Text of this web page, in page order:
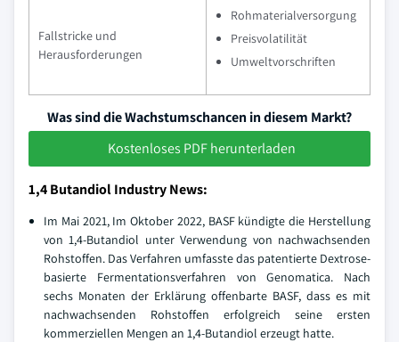
Fallstricke und
Herausforderungen
Rohmaterialversorgung
Preisvolatilität
Umweltvorschriften
Was sind die Wachstumschancen in diesem Markt?
Kostenloses PDF herunterladen
1,4 Butandiol Industry News:
Im Mai 2021, Im Oktober 2022, BASF kündigte die Herstellung
von 1,4-Butandiol unter Verwendung von nachwachsenden
Rohstoffen. Das Verfahren umfasste das patentierte Dextrose-
basierte Fermentationsverfahren von Genomatica. Nach
sechs Monaten der Erklärung offenbarte BASF, dass es mit
nachwachsenden Rohstoffen erfolgreich seine ersten
kommerziellen Mengen an 1,4-Butandiol erzeugt hatte.